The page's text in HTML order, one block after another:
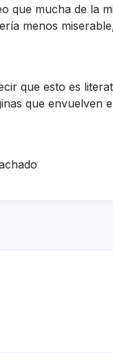
que mucha de la
menos
que esto es
que envuelven